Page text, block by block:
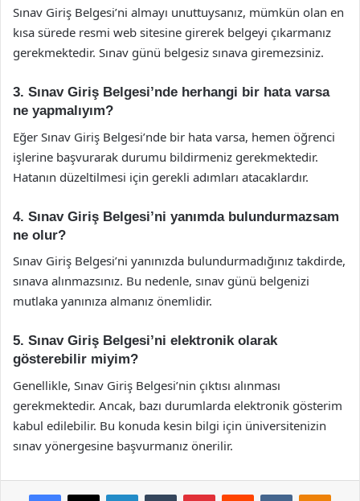
Sınav Giriş Belgesi’ni almayı unuttuysanız, mümkün olan en
kısa sürede resmi web sitesine girerek belgeyi çıkarmanız
gerekmektedir. Sınav günü belgesiz sınava giremezsiniz.
3. Sınav Giriş Belgesi’nde herhangi bir hata varsa
ne yapmalıyım?
Eğer Sınav Giriş Belgesi’nde bir hata varsa, hemen öğrenci
işlerine başvurarak durumu bildirmeniz gerekmektedir.
Hatanın düzeltilmesi için gerekli adımları atacaklardır.
4. Sınav Giriş Belgesi’ni yanımda bulundurmazsam
ne olur?
Sınav Giriş Belgesi’ni yanınızda bulundurmadığınız takdirde,
sınava alınmazsınız. Bu nedenle, sınav günü belgenizi
mutlaka yanınıza almanız önemlidir.
5. Sınav Giriş Belgesi’ni elektronik olarak
gösterebilir miyim?
Genellikle, Sınav Giriş Belgesi’nin çıktısı alınması
gerekmektedir. Ancak, bazı durumlarda elektronik gösterim
kabul edilebilir. Bu konuda kesin bilgi için üniversitenizin
sınav yönergesine başvurmanız önerilir.
Facebook
X LinkedInTumblr PinterestReddit VKontakte